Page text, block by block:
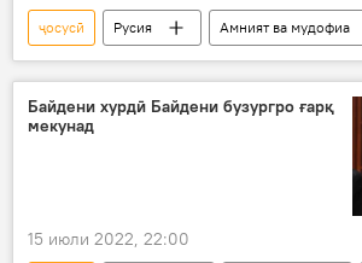
ҷосусӣ Русия
Амният ва мудофиа
Сергей Наришкин
иктишофӣ
Байдени хурдӣ Байдени бузургро ғарқ
мекунад
15 июли 2022, 22:00